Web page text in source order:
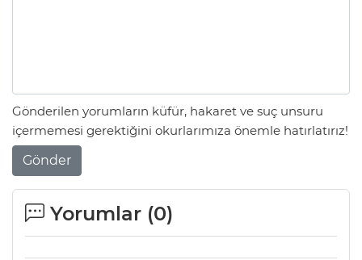
Gönderilen yorumların küfür, hakaret ve suç unsuru
içermemesi gerektiğini okurlarımıza önemle hatırlatırız!
Gönder
Yorumlar (0)